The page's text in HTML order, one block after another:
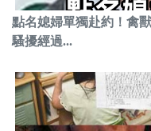
點名媳婦單獨赴約！禽
騷擾經過...